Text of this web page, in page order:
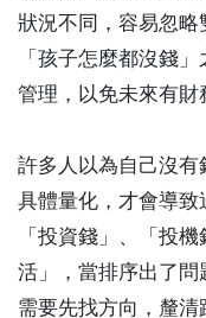
狀況不同，容易忽
「孩子怎麼都沒錢
管理，以免未來有財
許多人以為自己沒
具體量化，才會導
「投資錢」、「投
活」，當排序出了
需要先找方向，釐